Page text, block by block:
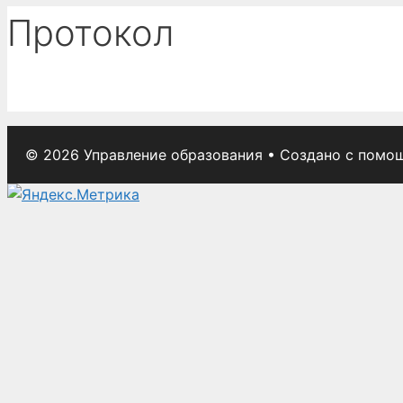
Протокол
© 2026 Управление образования • Создано с